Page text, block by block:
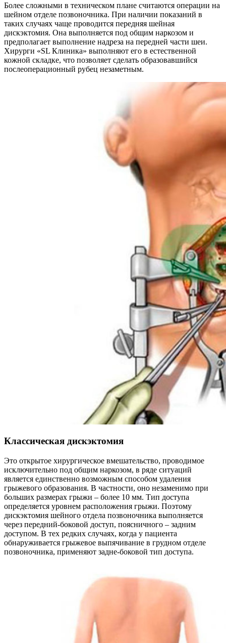
Более сложными в техническом плане считаются операции на
шейном отделе позвоночника. При наличии показаний в
таких случаях чаще проводится передняя шейная
дискэктомия. Она выполняется под общим наркозом и
предполагает выполнение надреза на передней части шеи.
Хирурги «SL Клиника» выполняют его в естественной
кожной складке, что позволяет сделать образовавшийся
послеоперационный рубец незаметным.
Классическая дискэктомия
Это открытое хирургическое вмешательство, проводимое
исключительно под общим наркозом, в ряде ситуаций
является единственно возможным способом удаления
грыжевого образования. В частности, оно незаменимо при
больших размерах грыжи – более 10 мм. Тип доступа
определяется уровнем расположения грыжи. Поэтому
дискэктомия шейного отдела позвоночника выполняется
через передний-боковой доступ, поясничного – задним
доступом. В тех редких случаях, когда у пациента
обнаруживается грыжевое выпячивание в грудном отделе
позвоночника, применяют задне-боковой тип доступа.